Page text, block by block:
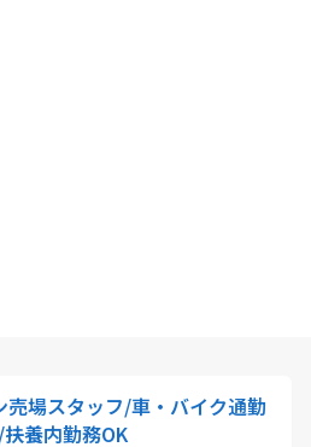
売場スタッフ/車・バイク通勤
養内勤務OK